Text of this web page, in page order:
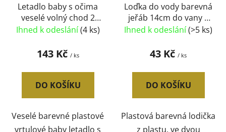
Letadlo baby s očima
veselé volný chod 2
barvy plast
Ihned k odeslání(4 ks)
143 Kč / ks
DO KOŠÍKU
Veselé barevné plastové
vrtulové baby letadlo s
Loďka do vody barevná
jeřáb 14cm do vany 2
barvy plast
Ihned k odeslání(>5 ks)
43 Kč / ks
DO KOŠÍKU
Plastová barevná lodička
z plastu, ve dvou